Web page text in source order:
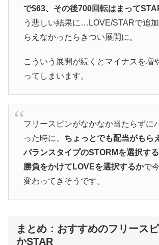
で$63、その後700回転はまって
う悲しい結果に…LOVE/STARで追
らえなかったらきつい展開に。
こういう展開が続くとマイナスを増
ってしまいます。
フリースピンがなかなか当たらずに
った時に、 ちょっとでも配当がもら
バランスタイプのSTORMを選択す
勝負をかけてLOVEを選択するかで
変わってきそうです。
まとめ：おすすめのフリース
かSTAR